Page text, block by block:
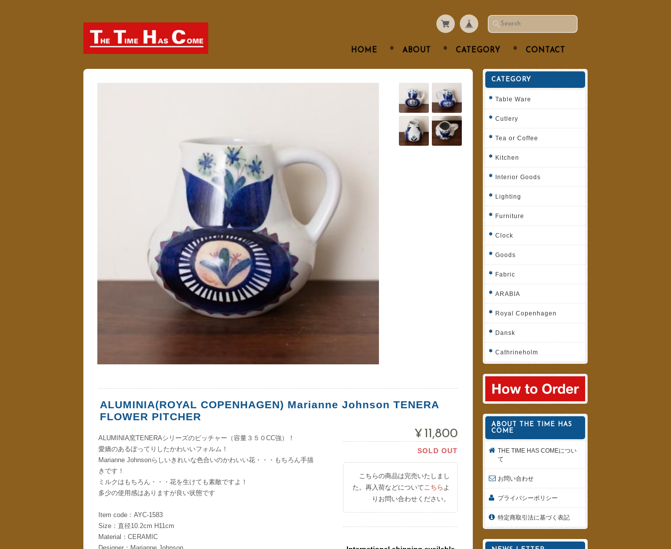
HOME ABOUT CATEGORY CONTACT
ALUMINIA(ROYAL COPENHAGEN) Marianne Johnson TENERA
FLOWER PITCHER
ALUMINIA窯TENERAシリーズのピッチャー（容量３５０CC強）！
愛嬌のあるぽってりしたかわいいフォルム！
Marianne Johnsonらしいきれいな色合いのかわいい花・・・もちろん手描
きです！
ミルクはもちろん・・・花を生けても素敵ですよ！
多少の使用感はありますが良い状態です
Item code：AYC-1583
Size：直径10.2cm H11cm
Material：CERAMIC
Designer：Marianne Johnson
¥11,800
SOLD OUT
こちらの商品は完売いたしまし
た。再入荷などについてこちら よ
りお問い合わせください。
CATEGORY
Table Ware
Cutlery
Tea or Coffee
Kitchen
Interior Goods
Lighting
Furniture
Clock
Goods
Fabric
ARABIA
Royal Copenhagen
Dansk
Cathrineholm
ABOUT THE TIME HAS
COME
THE TIME HAS COMEについ
て
お問い合わせ
プライバシーポリシー
特定商取引法に基づく表記